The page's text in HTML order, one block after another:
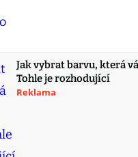
Jak vybrat barvu, která
Tohle je rozhodující
Reklama